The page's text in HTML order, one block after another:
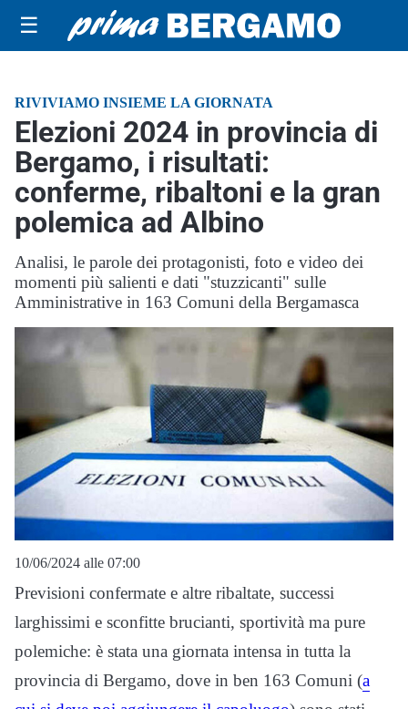
☰
RIVIVIAMO INSIEME LA GIORNATA
Elezioni 2024 in provincia di
Bergamo, i risultati:
conferme, ribaltoni e la gran
polemica ad Albino
Analisi, le parole dei protagonisti, foto e video dei
momenti più salienti e dati "stuzzicanti" sulle
Amministrative in 163 Comuni della Bergamasca
10/06/2024 alle 07:00
Previsioni confermate e altre ribaltate, successi
larghissimi e sconfitte brucianti, sportività ma pure
polemiche: è stata una giornata intensa in tutta la
provincia di Bergamo, dove in ben 163 Comuni (a